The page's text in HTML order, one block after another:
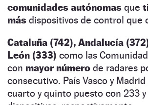
comunidades autónomas que
más dispositivos de control que
Cataluña (742), Andalucía
León (333) como las
con mayor número de radares
consecutivo. País Vasco y
cuarto y quinto puesto con 233